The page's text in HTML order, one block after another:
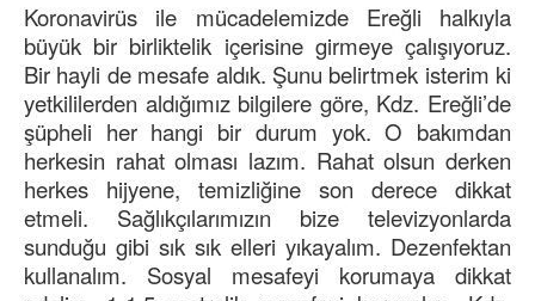
Koronavirüs ile mücadelemizde Ereğli halkıyla
büyük bir birliktelik içerisine girmeye çalışıyoruz.
Bir hayli de mesafe aldık. Şunu belirtmek isterim ki
yetkililerden aldığımız bilgilere göre, Kdz. Ereğli’de
şüpheli her hangi bir durum yok. O bakımdan
herkesin rahat olması lazım. Rahat olsun derken
herkes hijyene, temizliğine son derece dikkat
etmeli. Sağlıkçılarımızın bize televizyonlarda
sunduğu gibi sık sık elleri yıkayalım. Dezenfektan
kullanalım. Sosyal mesafeyi korumaya dikkat